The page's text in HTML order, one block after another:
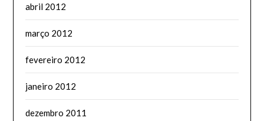
abril 2012
março 2012
fevereiro 2012
janeiro 2012
dezembro 2011